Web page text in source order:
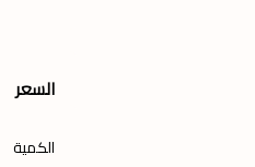
السعر
الكمية